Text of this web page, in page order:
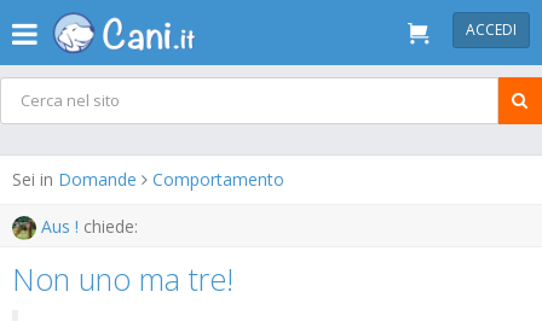
ACCEDI
Sei in Domande Comportamento
Aus ! chiede:
Non uno ma tre!